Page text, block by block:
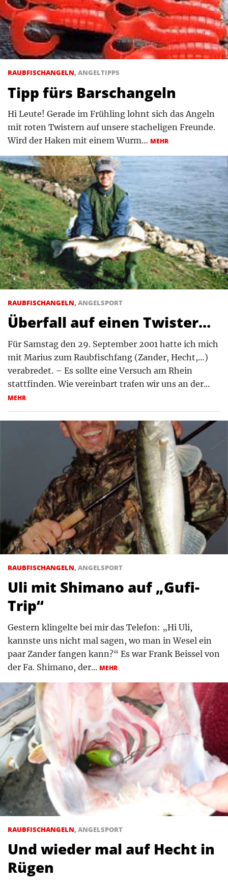
RAUBFISCHANGELN, ANGELTIPPS
Tipp fürs Barschangeln
Hi Leute! Gerade im Frühling lohnt sich das Angeln
mit roten Twistern auf unsere stacheligen Freunde.
Wird der Haken mit einem Wurm… MEHR
RAUBFISCHANGELN, ANGELSPORT
Überfall auf einen Twister…
Für Samstag den 29. September 2001 hatte ich mich
mit Marius zum Raubfischfang (Zander, Hecht,…)
verabredet. – Es sollte eine Versuch am Rhein
stattfinden. Wie vereinbart trafen wir uns an der...
MEHR
RAUBFISCHANGELN, ANGELSPORT
Uli mit Shimano auf „Gufi-
Trip“
Gestern klingelte bei mir das Telefon: „Hi Uli,
kannste uns nicht mal sagen, wo man in Wesel ein
paar Zander fangen kann?“ Es war Frank Beissel von
der Fa. Shimano, der... MEHR
RAUBFISCHANGELN, ANGELSPORT
Und wieder mal auf Hecht in
Rügen